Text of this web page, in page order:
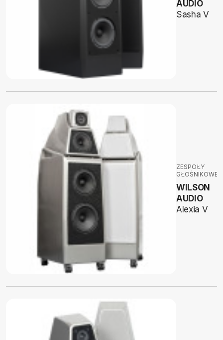
AUDIO
Sasha V
ZESPOŁY
GŁOŚNIKOWE
WILSON
AUDIO
Alexia V